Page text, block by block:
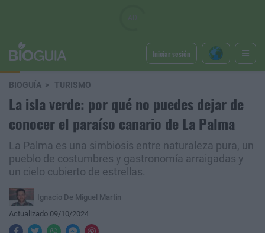
Iniciar sesión
BIOGUÍA TURISMO
La isla verde: por qué no puedes dejar de
conocer el paraíso canario de La Palma
La Palma es una simbiosis entre naturaleza pura, un
pueblo de costumbres y gastronomía arraigadas y
un cielo cubierto de estrellas.
Ignacio De Miguel Martín
Actualizado 09/10/2024